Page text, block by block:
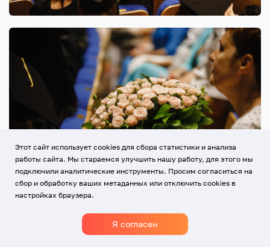
Этот сайт использует cookies для сбора статистики и анализа
работы сайта. Мы стараемся улучшить нашу работу, для этого мы
подключили аналитические инструменты. Просим согласиться на
сбор и обработку ваших метаданных или отключить cookies в
настройках браузера.
Я согласен